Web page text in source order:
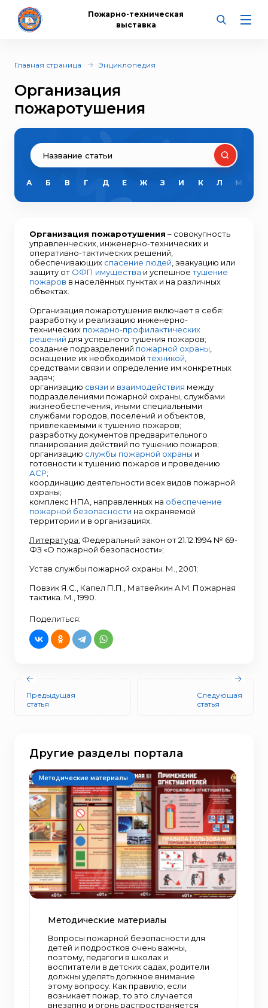
Пожарно-техническая
выставка
Главная страница Энциклопедия
Организация
пожаротушения
А Б В Г Д Е Ж З И К Л М
Организация пожаротушения – совокупность
управленческих, инженерно-технических и
оперативно-тактических решений,
обеспечивающих спасение людей , эвакуацию или
защиту от ОФП имущества и успешное тушение
пожаров в населённых пунктах и на различных
объектах.
Организация пожаротушения включает в себя:
разработку и реализацию инженерно-
технических пожарно-профилактических
решений для успешного тушения пожаров;
создание подразделений пожарной охраны
оснащение их необходимой техникой
средствами связи и определение им конкретных
задач;
организацию связи и взаимодействия между
подразделениями пожарной охраны, службами
жизнеобеспечения, иными специальными
службами городов, поселений и объектов,
привлекаемыми к тушению пожаров;
разработку документов предварительного
планирования действий по тушению пожаров;
организацию службы пожарной охраны и
готовности к тушению пожаров и проведению
АСР;
координацию деятельности всех видов пожарной
охраны;
комплекс НПА, направленных на обеспечение
пожарной безопасности на охраняемой
территории и в организациях.
Литература: Федеральный закон от 21.12.1994 № 69-
ФЗ «О пожарной безопасности»;
Устав службы пожарной охраны. М., 2001;
Повзик Я.С., Капел П.П., Матвейкин A.M. Пожарная
тактика. М., 1990.
Поделиться:
Предыдущая
статья
Следующая
статья
Другие разделы портала
Методические материалы
Методические материалы
Вопросы пожарной безопасности для
детей и подростков очень важны,
поэтому, педагоги в школах и
воспитатели в детских садах, родители
должны уделять должное внимание
этому вопросу. Как правило, если
возникает пожар, то это случается
внезапно и огонь распространяется